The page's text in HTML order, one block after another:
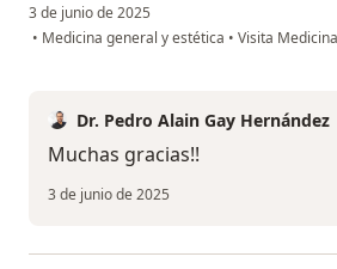
3 de junio de 2025
• Medicina general y estética • Visita
Dr. Pedro Alain Gay Hernández
Muchas gracias!!
3 de junio de 2025